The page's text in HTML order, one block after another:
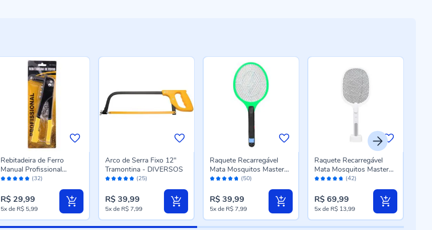
Avaliação: (32)
Rebitadeira de Ferro
Manual Profissional
Meghazine - R3013
R$ 29,99
5xde R$ 5,99
Avaliação: (25)
Arco de Serra Fixo 12"
Tramontina - DIVERSOS
R$ 39,99
5xde R$ 7,99
Avaliação: (50)
Raquete Recarregável
Mata Mosquitos Master
Tools Mt54 - Sortido
R$ 39,99
5xde R$ 7,99
Avaliação: (42)
Raquete Recarregável
Mata Mosquitos Master
Tools Mt1500 - Bivolt
R$ 69,99
5xde R$ 13,99